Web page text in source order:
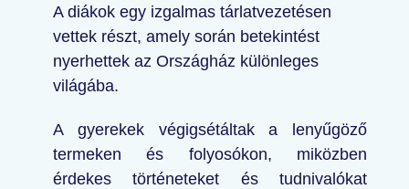
A diákok egy izgalmas tárlatvezetésen
vettek részt, amely során betekintést
nyerhettek az Országház különleges
világába.
A gyerekek végigsétáltak a lenyűgöző
termeken és folyosókon, miközben
érdekes történeteket és tudnivalókat